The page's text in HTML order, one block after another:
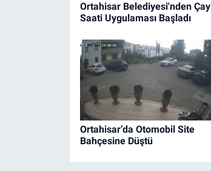
Ortahisar Belediyesi'nden Çay
Saati Uygulaması Başladı
Ortahisar’da Otomobil Site
Bahçesine Düştü